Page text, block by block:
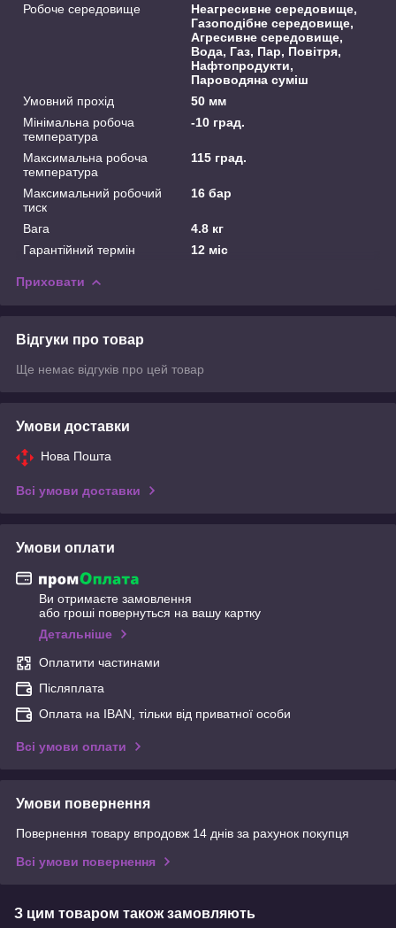
Робоче середовище
Неагресивне середовище,
Газоподібне середовище,
Агресивне середовище,
Вода, Газ, Пар, Повітря,
Нафтопродукти,
Пароводяна суміш
Умовний прохід
50 мм
Мінімальна робоча
температура
-10 град.
Максимальна робоча
температура
115 град.
Максимальний робочий
тиск
16 бар
Вага
4.8 кг
Гарантійний термін
12 міс
Приховати
Відгуки про товар
Ще немає відгуків про цей товар
Умови доставки
Нова Пошта
Всі умови доставки
Умови оплати
Ви отримаєте замовлення
або гроші повернуться на вашу картку
Детальніше
Оплатити частинами
Післяплата
Оплата на IBAN, тільки від приватної особи
Всі умови оплати
Умови повернення
Повернення товару впродовж 14 днів за рахунок покупця
Всі умови повернення
З цим товаром також замовляють